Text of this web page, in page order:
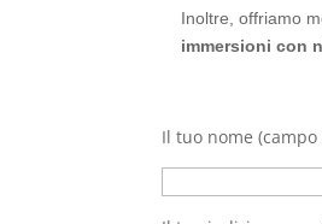
Inoltre, offriamo
immersioni con
Il tuo nome